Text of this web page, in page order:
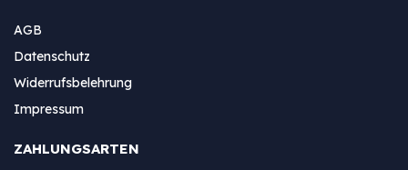
AGB
Datenschutz
Widerrufsbelehrung
Impressum
ZAHLUNGSARTEN